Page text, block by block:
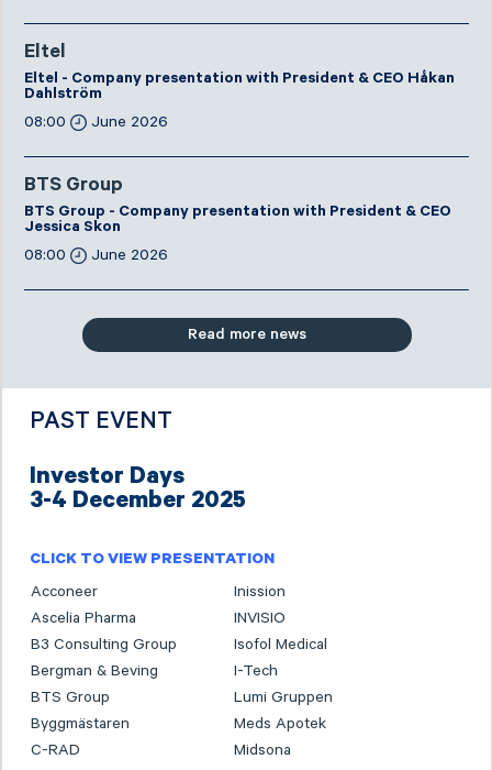
Eltel
Eltel - Company presentation with President & CEO Håkan
Dahlström
08:00
June 2026
BTS Group
BTS Group - Company presentation with President & CEO
Jessica Skon
08:00
June 2026
Read more news
PAST EVENT
Investor Days
3-4 December 2025
CLICK TO VIEW PRESENTATION
Acconeer
Inission
Ascelia Pharma
INVISIO
B3 Consulting Group
Isofol Medical
Bergman & Beving
I-Tech
BTS Group
Lumi Gruppen
Byggmästaren
Meds Apotek
C-RAD
Midsona